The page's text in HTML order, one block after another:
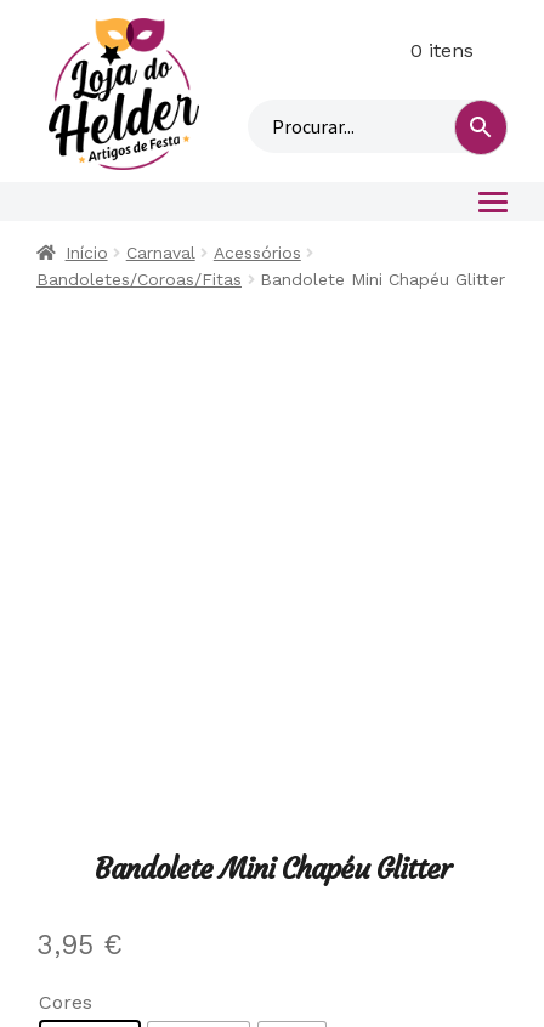
0 itens
Início Carnaval
Acessórios
Bandoletes/Coroas/Fitas
Bandolete Mini Chapéu Glitter
Bandolete Mini Chapéu Glitter
3,95 €
Cores